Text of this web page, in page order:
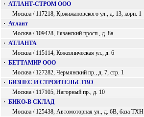
· АТЛАНТ-СТРОМ ООО
Москва / 117218, Кржижановского ул., д. 13, корп. 1
· Атлант
Москва / 109428, Рязанский просп., д. 8а
· АТЛАНТА
Москва / 115114, Кожевническая ул., д. 6
· БЕТТАМИР ООО
Москва / 127282, Чермянский пр., д. 7, стр. 1
· БИЗНЕС И СТРОИТЕЛЬСТВО
Москва / 117105, Нагорный пр., д. 10
· БИКО-В СКЛАД
Москва / 125438, Автомоторная ул., д. 6В, база ТХН